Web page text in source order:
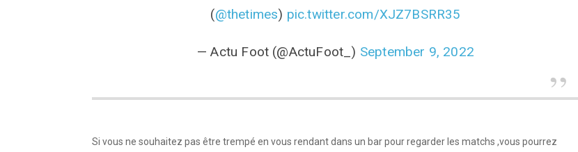
(@thetimes) pic.twitter.com/XJZ7BSRR35
— Actu Foot (@ActuFoot_) September 9, 2022
Si vous ne souhaitez pas être trempé en vous rendant dans un bar pour regarder les matchs ,vous pourrez